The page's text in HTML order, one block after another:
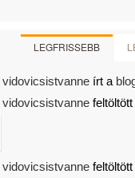
LEGFRISSEBB
vidovicsistvanne írt a
vidovicsistvanne
vidovicsistvanne